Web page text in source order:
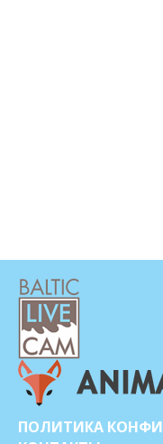
ПОЛИТИКА